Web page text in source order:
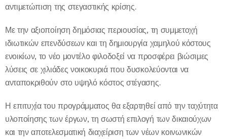
αντιμετώπιση της στεγαστικής κρίσης.
Με την αξιοποίηση δημόσιας περιουσίας, τη συμμετοχή
ιδιωτικών επενδύσεων και τη δημιουργία χαμηλού κόστους
ενοικίων, το νέο μοντέλο φιλοδοξεί να προσφέρει βιώσιμες
λύσεις σε χιλιάδες νοικοκυριά που δυσκολεύονται να
ανταποκριθούν στο υψηλό κόστος στέγασης.
Η επιτυχία του προγράμματος θα εξαρτηθεί από την ταχύτητα
υλοποίησης των έργων, τη σωστή επιλογή των δικαιούχων
και την αποτελεσματική διαχείριση των νέων κοινωνικών